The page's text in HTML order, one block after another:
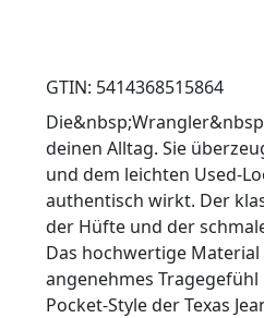
GTIN: 5414368515864
deinen Alltag. Sie
und dem leichten Used-
authentisch wirkt. Der
der Hüfte und der
Das hochwertige
angenehmes
Pocket-Style der Texas